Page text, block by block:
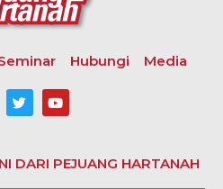
Hubungi Media
DARI PEJUANG HARTANAH